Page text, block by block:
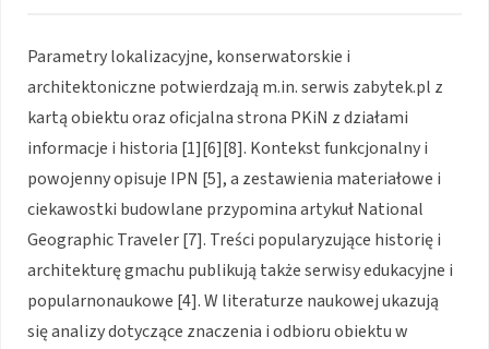
Parametry lokalizacyjne, konserwatorskie i
architektoniczne potwierdzają m.in. serwis zabytek.pl z
kartą obiektu oraz oficjalna strona PKiN z działami
informacje i historia [1][6][8]. Kontekst funkcjonalny i
powojenny opisuje IPN [5], a zestawienia materiałowe i
ciekawostki budowlane przypomina artykuł National
Geographic Traveler [7]. Treści popularyzujące historię i
architekturę gmachu publikują także serwisy edukacyjne i
popularnonaukowe [4]. W literaturze naukowej ukazują
się analizy dotyczące znaczenia i odbioru obiektu w